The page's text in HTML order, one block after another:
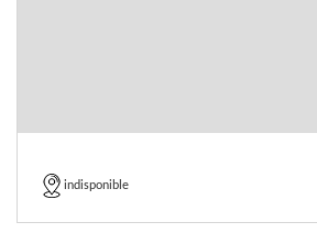
indisponible